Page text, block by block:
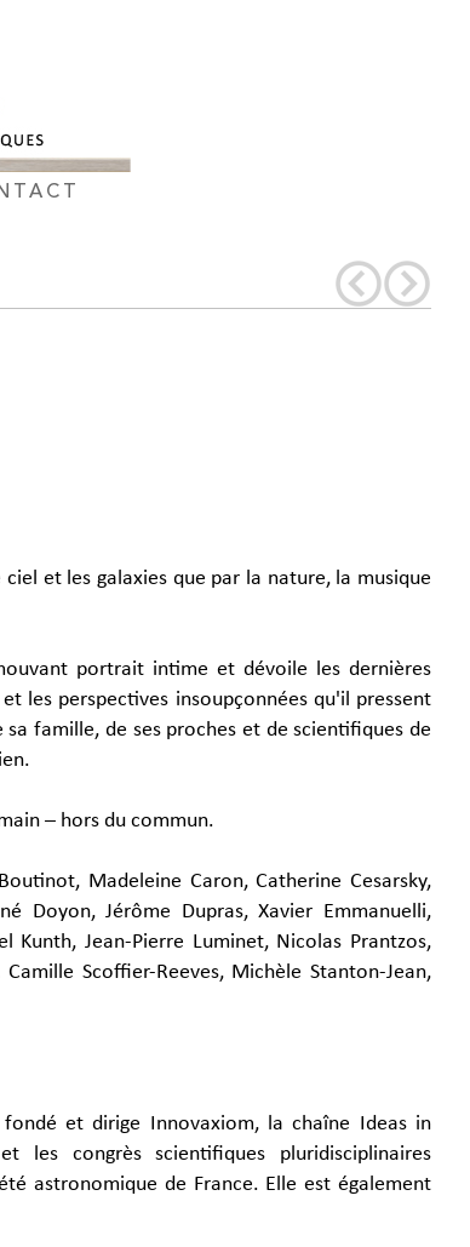
et les galaxies que par la nature, la musique
portrait intime et dévoile les dernières
les perspectives insoupçonnées qu'il pressent
famille, de ses proches et de scientifiques de
– hors du commun.
Madeleine Caron, Catherine Cesarsky,
Doyon, Jérôme Dupras, Xavier Emmanuelli,
Kunth, Jean-Pierre Luminet, Nicolas Prantzos,
Scoffier-Reeves, Michèle Stanton-Jean,
et dirige Innovaxiom, la chaîne Ideas in
et les congrès scientifiques pluridisciplinaires
astronomique de France. Elle est également